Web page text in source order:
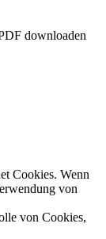
downloaden
Cookies. Wenn
von
von Cookies,